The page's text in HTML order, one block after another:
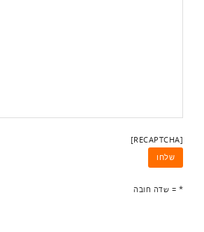
[RECAPTCHA]
* = שדה חובה